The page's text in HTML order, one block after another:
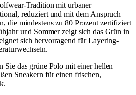
Tradition mit urbaner
reduziert und mit dem Anspruch
die mindestens zu 80 Prozent zertifiziert
und Sommer zeigt sich das Grün in
sich hervorragend für Layering-
Sie das grüne Polo mit einer hellen
Sneakern für einen frischen,